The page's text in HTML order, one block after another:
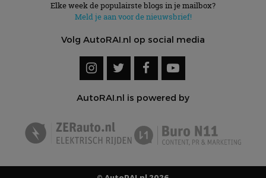
Elke week de populairste blogs in je mailbox?
Meld je aan voor de nieuwsbrief!
Volg AutoRAI.nl op social media
AutoRAI.nl is powered by